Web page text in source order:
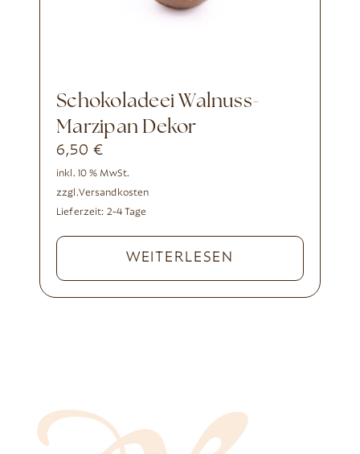
Schokoladeei Walnuss-
Marzipan Dekor
6,50 €
inkl. 10 % MwSt.
zzgl.Versandkosten
Lieferzeit: 2-4 Tage
WEITERLESEN